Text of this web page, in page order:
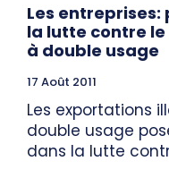
Les
la lutte contre
à double usage
17 Août 2011
Les exportations
double usage
dans la lutte